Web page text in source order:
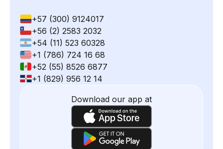
+57 (300) 9124017
+56 (2) 2583 2032
+54 (11) 523 60328
+1 (786) 724 16 68
+52 (55) 8526 6877
+1 (829) 956 12 14
Download our app at